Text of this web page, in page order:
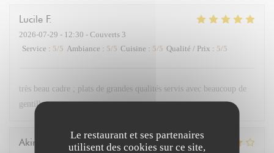
Le restaurant et ses partenaires
utilisent des cookies sur ce site,
Lucile F
2026-07-29 - 12:30 - Couverts 3
Service : 5/5 Ambiance : 5/5 Cuisine : 5/5 Qualité / Prix : 5/5
très beau cadre ; plats de grandes qualités servis avec beaucoup de
gentillesse
Akira